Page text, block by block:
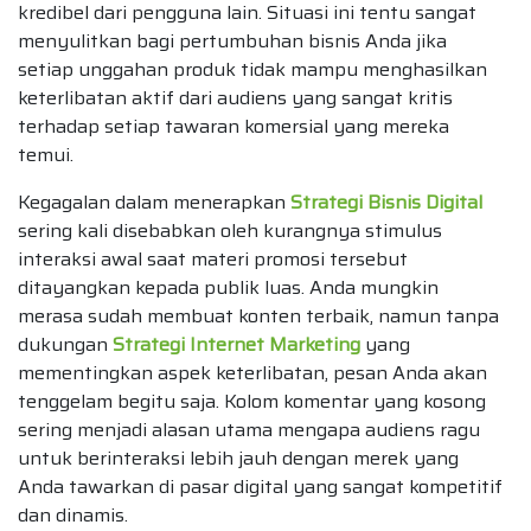
kredibel dari pengguna lain. Situasi ini tentu sangat
menyulitkan bagi pertumbuhan bisnis Anda jika
setiap unggahan produk tidak mampu menghasilkan
keterlibatan aktif dari audiens yang sangat kritis
terhadap setiap tawaran komersial yang mereka
temui.
Kegagalan dalam menerapkan Strategi Bisnis Digital
sering kali disebabkan oleh kurangnya stimulus
interaksi awal saat materi promosi tersebut
ditayangkan kepada publik luas. Anda mungkin
merasa sudah membuat konten terbaik, namun tanpa
dukungan Strategi Internet Marketing yang
mementingkan aspek keterlibatan, pesan Anda akan
tenggelam begitu saja. Kolom komentar yang kosong
sering menjadi alasan utama mengapa audiens ragu
untuk berinteraksi lebih jauh dengan merek yang
Anda tawarkan di pasar digital yang sangat kompetitif
dan dinamis.